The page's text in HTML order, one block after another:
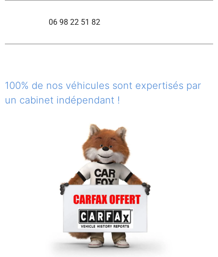
06 98 22 51 82
100% de nos véhicules sont expertisés par
un cabinet indépendant !